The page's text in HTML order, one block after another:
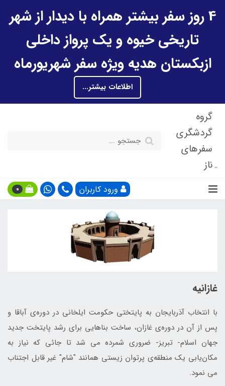
4 روز سفر بیشتر همراه با دیدار از شهر
تاریخی خیوه و یک پرواز داخلی
ازبکستان هدیه ویژه سفر شهریورماه
اطلاعات بیشتر...
گروه
گردشگری
سفرهای
ناز
ورود کاربران 0
غازانیه
با انتخاب آذربایجان به پایتختی حکومت ایلخانی در دوره‌ی آباقا و
پس از آن در دوره‌ی غازان، ساخت بناهايی برای رشد پايتخت جديد
جهان اسلام- تبریز- ضروری شمرده می شد تا جائی كه نياز به
مكان‌يابی يك منطقه‌ی پرتوان زيستی همانند "شام" غير قابل اجتناب
می نمود.